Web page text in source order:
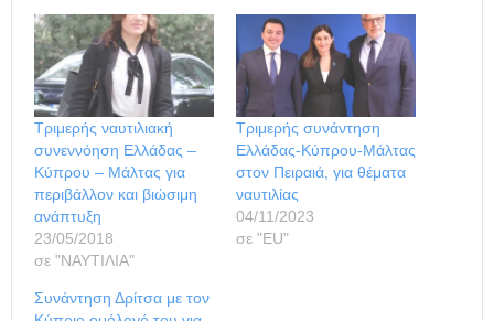
Τριμερής ναυτιλιακή
συνεννόηση Ελλάδας –
Κύπρου – Μάλτας για
περιβάλλον και βιώσιμη
ανάπτυξη
23/05/2018
σε "ΝΑΥΤΙΛΙΑ"
Τριμερής συνάντηση
Ελλάδας-Κύπρου-Μάλτας
στον Πειραιά, για θέματα
ναυτιλίας
04/11/2023
σε "ΕU"
Συνάντηση Δρίτσα με τον